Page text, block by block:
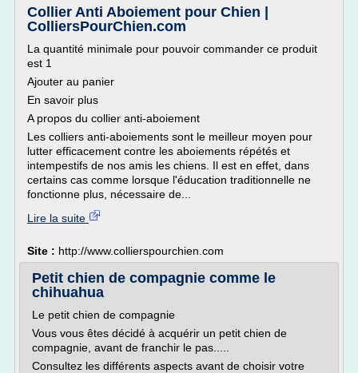
Collier Anti Aboiement pour Chien |
ColliersPourChien.com
La quantité minimale pour pouvoir commander ce produit
est 1
Ajouter au panier
En savoir plus
A propos du collier anti-aboiement
Les colliers anti-aboiements sont le meilleur moyen pour
lutter efficacement contre les aboiements répétés et
intempestifs de nos amis les chiens. Il est en effet, dans
certains cas comme lorsque l'éducation traditionnelle ne
fonctionne plus, nécessaire de...
Lire la suite
Site : http://www.collierspourchien.com
Petit chien de compagnie comme le
chihuahua
Le petit chien de compagnie
Vous vous êtes décidé à acquérir un petit chien de
compagnie, avant de franchir le pas.....
Consultez les différents aspects avant de choisir votre